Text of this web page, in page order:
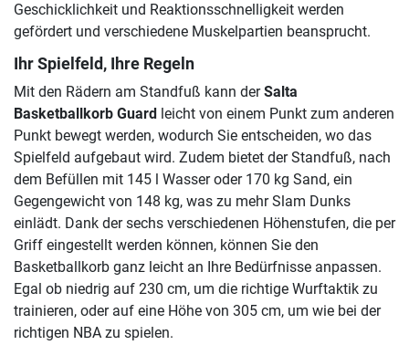
Geschicklichkeit und Reaktionsschnelligkeit werden
gefördert und verschiedene Muskelpartien beansprucht.
Ihr Spielfeld, Ihre Regeln
Mit den Rädern am Standfuß kann derSalta
Basketballkorb Guard leicht von einem Punkt zum anderen
Punkt bewegt werden, wodurch Sie entscheiden, wo das
Spielfeld aufgebaut wird. Zudem bietet der Standfuß, nach
dem Befüllen mit 145 l Wasser oder 170 kg Sand, ein
Gegengewicht von 148 kg, was zu mehr Slam Dunks
einlädt. Dank der sechs verschiedenen Höhenstufen, die per
Griff eingestellt werden können, können Sie den
Basketballkorb ganz leicht an Ihre Bedürfnisse anpassen.
Egal ob niedrig auf 230 cm, um die richtige Wurftaktik zu
trainieren, oder auf eine Höhe von 305 cm, um wie bei der
richtigen NBA zu spielen.